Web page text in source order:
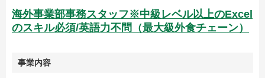
海外事業部事務スタッフ※中級レベル以上のExcel
のスキル必須/英語力不問（最大級外食チェーン）
事業内容